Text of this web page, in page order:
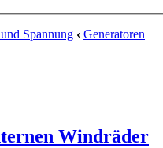
Spannung ‹ Generatoren
Windräder